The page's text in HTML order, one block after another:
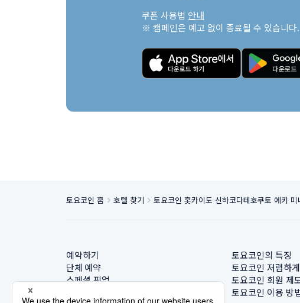
쿠폰 사용법 안내
※ 캠페인은 예고 없이 종료될 수 있습니다.
토요코인 홈 호텔 찾기 토요코인 홋카이도 신하코다테호쿠토 에키 미
예약하기
단체 예약
스페셜 픽업
토요코인의 특징
토요코인 저렴하
토요코인 회원 제
토요코인 이용 방